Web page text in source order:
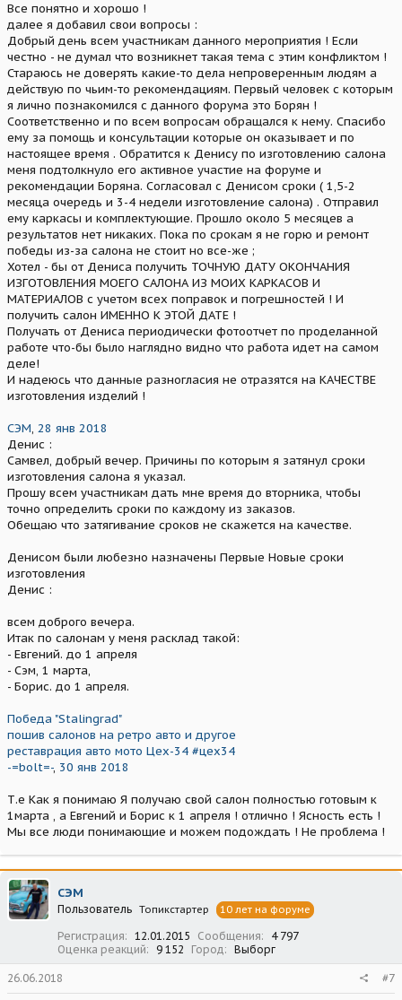
Все понятно и хорошо !
далее я добавил свои вопросы :
Добрый день всем участникам данного мероприятия ! Если
честно - не думал что возникнет такая тема с этим конфликтом !
Стараюсь не доверять какие-то дела непроверенным людям а
действую по чьим-то рекомендациям. Первый человек с которым
я лично познакомился с данного форума это Борян !
Соответственно и по всем вопросам обращался к нему. Спасибо
ему за помощь и консультации которые он оказывает и по
настоящее время . Обратится к Денису по изготовлению салона
меня подтолкнуло его активное участие на форуме и
рекомендации Боряна. Согласовал с Денисом сроки ( 1,5-2
месяца очередь и 3-4 недели изготовление салона) . Отправил
ему каркасы и комплектующие. Прошло около 5 месяцев а
результатов нет никаких. Пока по срокам я не горю и ремонт
победы из-за салона не стоит но все-же ;
Хотел - бы от Дениса получить ТОЧНУЮ ДАТУ ОКОНЧАНИЯ
ИЗГОТОВЛЕНИЯ МОЕГО САЛОНА ИЗ МОИХ КАРКАСОВ И
МАТЕРИАЛОВ с учетом всех поправок и погрешностей ! И
получить салон ИМЕННО К ЭТОЙ ДАТЕ !
Получать от Дениса периодически фотоотчет по проделанной
работе что-бы было наглядно видно что работа идет на самом
деле!
И надеюсь что данные разногласия не отразятся на КАЧЕСТВЕ
изготовления изделий !
СЭМ, 28 янв 2018
Денис :
Самвел, добрый вечер. Причины по которым я затянул сроки
изготовления салона я указал.
Прошу всем участникам дать мне время до вторника, чтобы
точно определить сроки по каждому из заказов.
Обещаю что затягивание сроков не скажется на качестве.
Денисом были любезно назначены Первые Новые сроки
изготовления
Денис :
всем доброго вечера.
Итак по салонам у меня расклад такой:
- Евгений. до 1 апреля
- Сэм, 1 марта,
- Борис. до 1 апреля.
Победа "Stalingrad"
пошив салонов на ретро авто и другое
реставрация авто мото Цех-34 #цех34
-=bolt=-, 30 янв 2018
Т.е Как я понимаю Я получаю свой салон полностью готовым к
1марта , а Евгений и Борис к 1 апреля ! отлично ! Ясность есть !
Мы все люди понимающие и можем подождать ! Не проблема !
СЭМ
Пользователь Топикстартер 10 лет на форуме
Регистрация 12.01.2015 Сообщения
4 797
Оценка реакций
9 152 Город Выборг
26.06.2018 #7